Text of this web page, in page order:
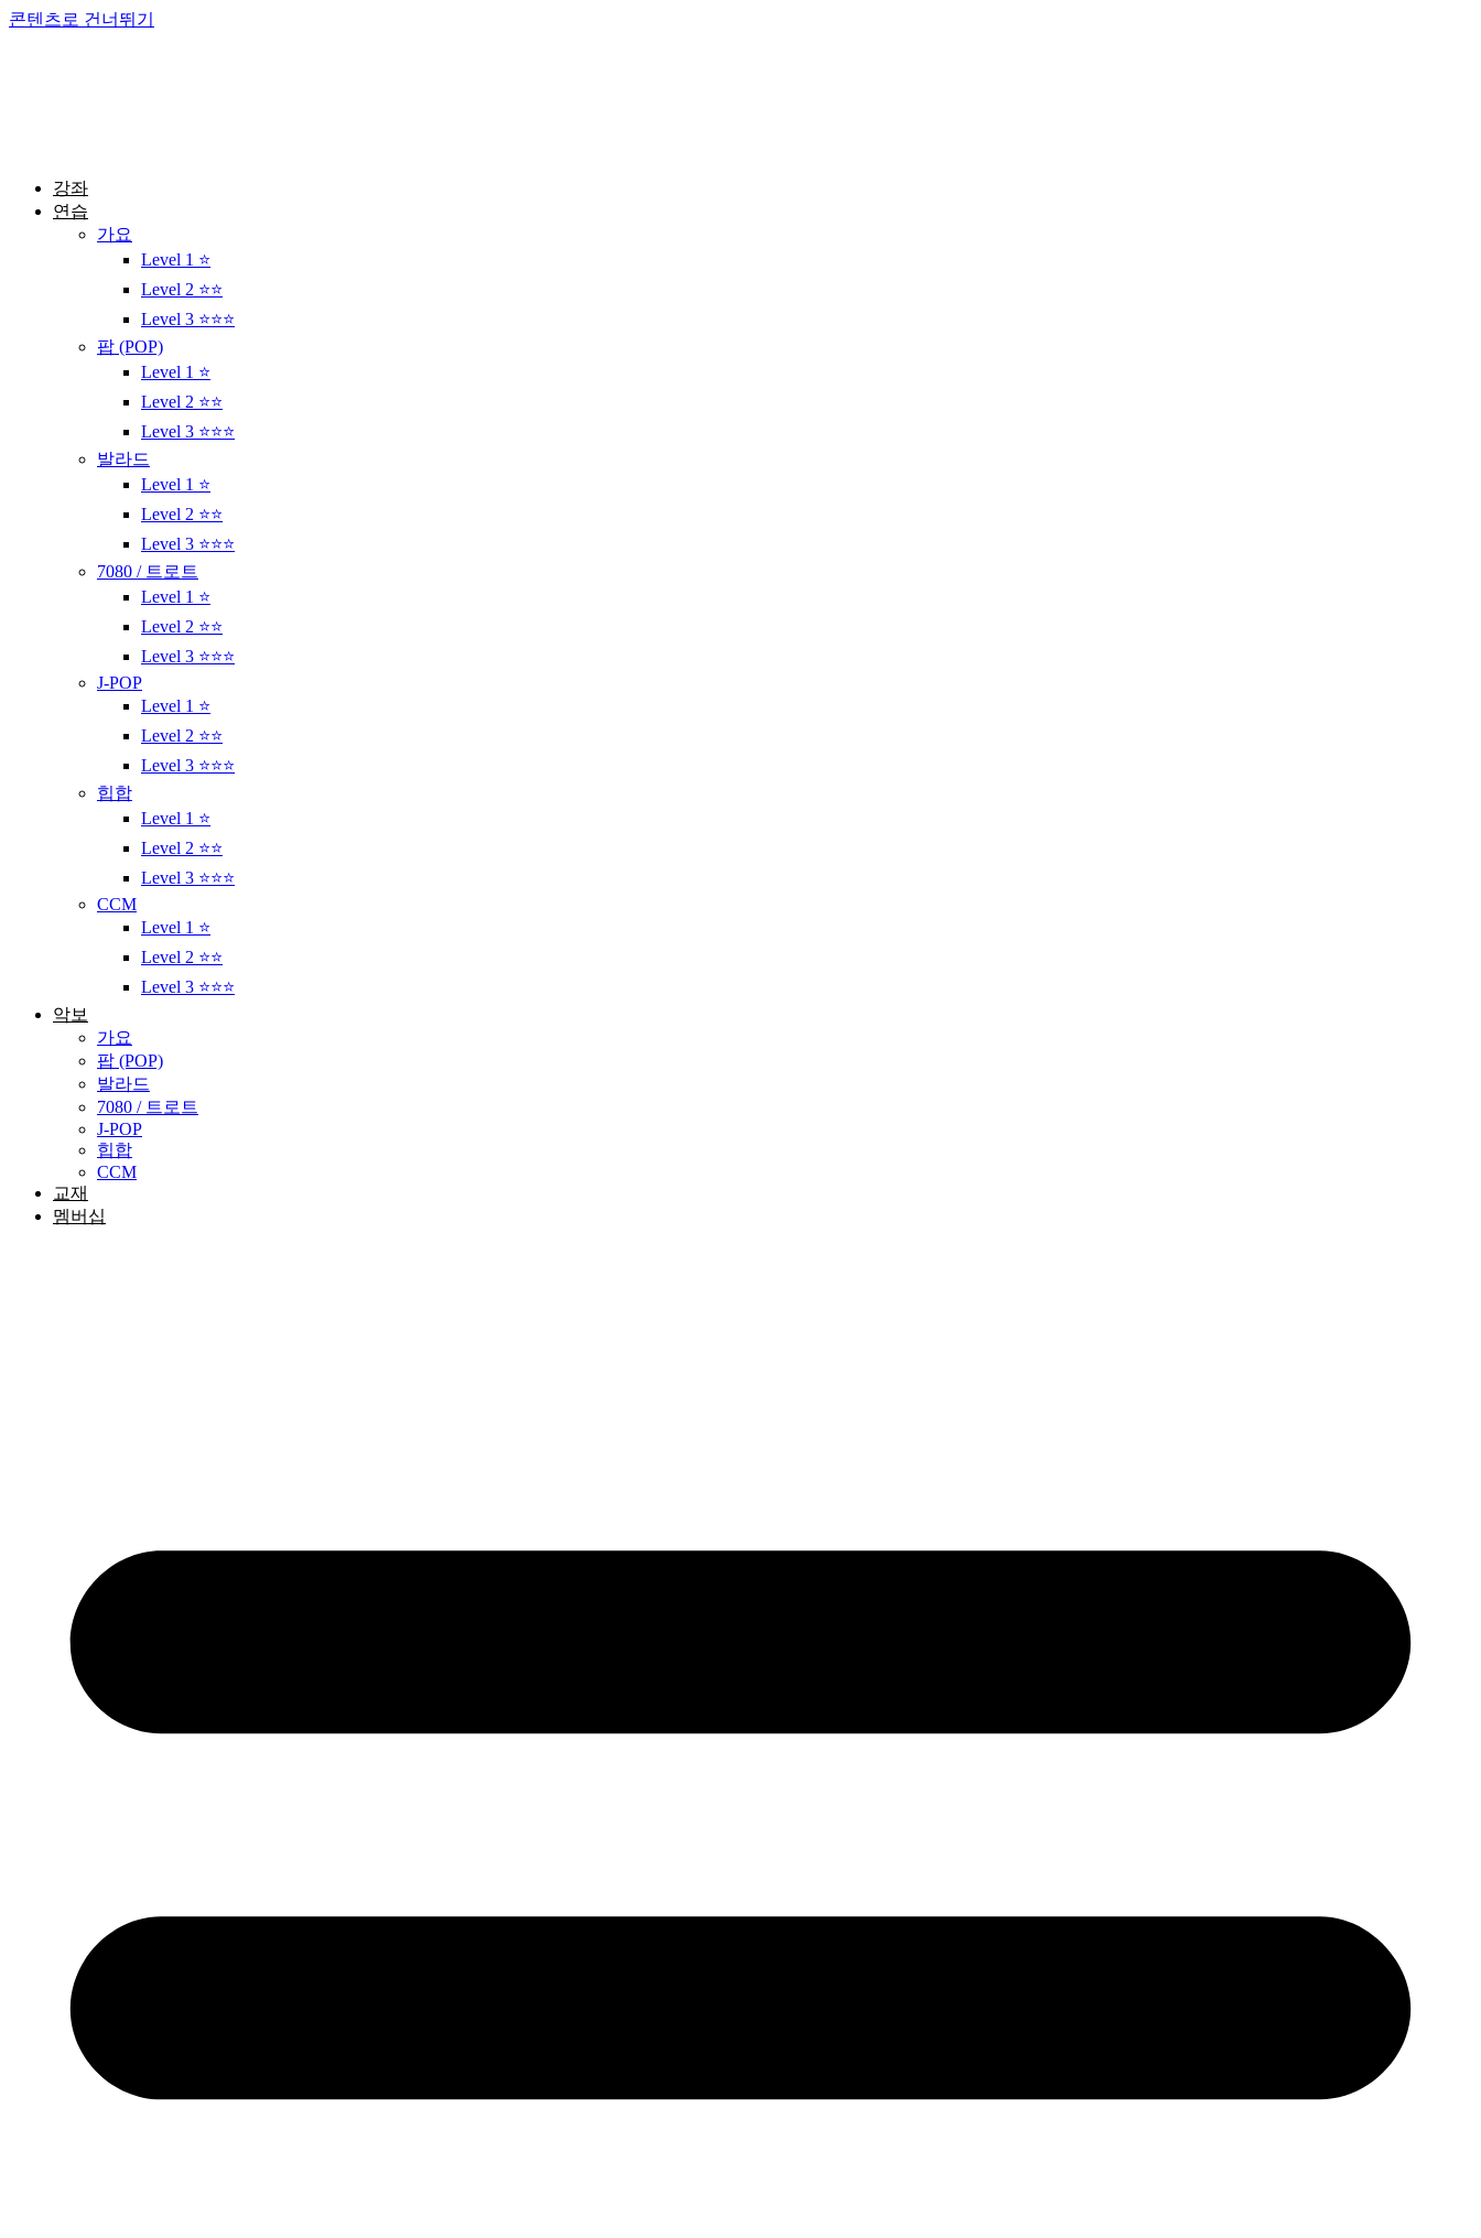
콘텐츠로 건너뛰기
강좌
연습
가요
Level 1 ⭐
Level 2 ⭐⭐
Level 3 ⭐⭐⭐
팝 (POP)
Level 1 ⭐
Level 2 ⭐⭐
Level 3 ⭐⭐⭐
발라드
Level 1 ⭐
Level 2 ⭐⭐
Level 3 ⭐⭐⭐
7080 / 트로트
Level 1 ⭐
Level 2 ⭐⭐
Level 3 ⭐⭐⭐
J-POP
Level 1 ⭐
Level 2 ⭐⭐
Level 3 ⭐⭐⭐
힙합
Level 1 ⭐
Level 2 ⭐⭐
Level 3 ⭐⭐⭐
CCM
Level 1 ⭐
Level 2 ⭐⭐
Level 3 ⭐⭐⭐
악보
가요
팝 (POP)
발라드
7080 / 트로트
J-POP
힙합
CCM
교재
멤버십